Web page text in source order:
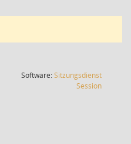
Software:Sitzungsdienst
Session(Wird in